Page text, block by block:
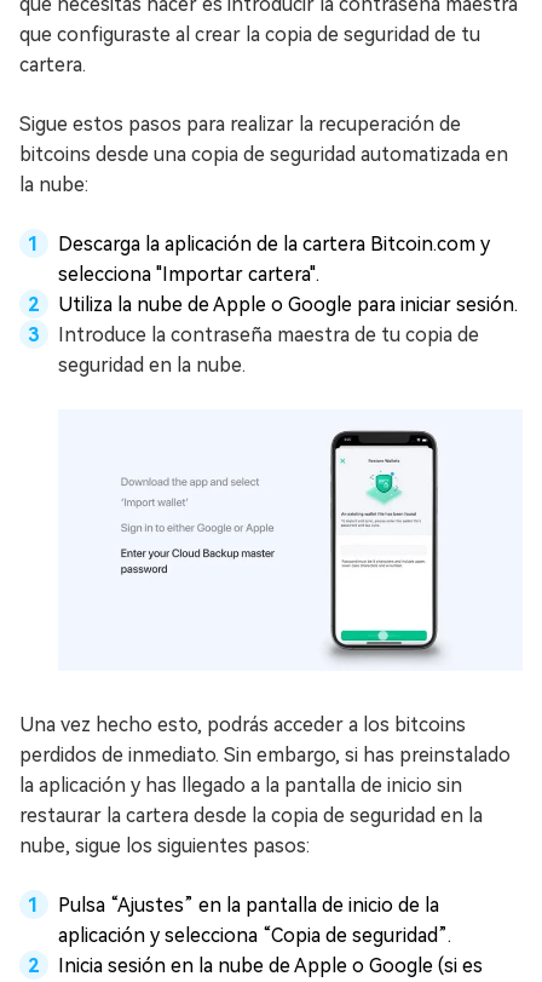
que configuraste al crear la copia de seguridad de tu
cartera.
Sigue estos pasos para realizar la recuperación de
bitcoins desde una copia de seguridad automatizada en
la nube:
Descarga la aplicación de la cartera Bitcoin.com y
selecciona "Importar cartera".
Utiliza la nube de Apple o Google para iniciar sesión.
Introduce la contraseña maestra de tu copia de
seguridad en la nube.
Una vez hecho esto, podrás acceder a los bitcoins
perdidos de inmediato. Sin embargo, si has preinstalado
la aplicación y has llegado a la pantalla de inicio sin
restaurar la cartera desde la copia de seguridad en la
nube, sigue los siguientes pasos:
Pulsa “Ajustes” en la pantalla de inicio de la
aplicación y selecciona “Copia de seguridad”.
Inicia sesión en la nube de Apple o Google (si es